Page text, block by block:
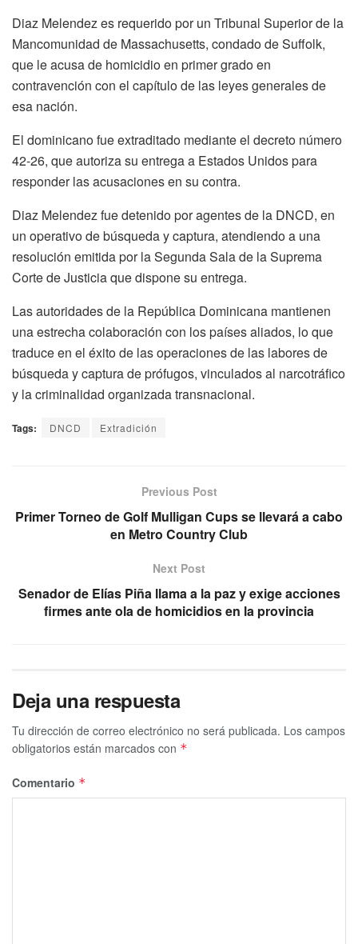
Diaz Melendez es requerido por un Tribunal Superior de la
Mancomunidad de Massachusetts, condado de Suffolk,
que le acusa de homicidio en primer grado en
contravención con el capítulo de las leyes generales de
esa nación.
El dominicano fue extraditado mediante el decreto número
42-26, que autoriza su entrega a Estados Unidos para
responder las acusaciones en su contra.
Diaz Melendez fue detenido por agentes de la DNCD, en
un operativo de búsqueda y captura, atendiendo a una
resolución emitida por la Segunda Sala de la Suprema
Corte de Justicia que dispone su entrega.
Las autoridades de la República Dominicana mantienen
una estrecha colaboración con los países aliados, lo que
traduce en el éxito de las operaciones de las labores de
búsqueda y captura de prófugos, vinculados al narcotráfico
y la criminalidad organizada transnacional.
Tags: DNCD Extradición
Previous Post
Primer Torneo de Golf Mulligan Cups se llevará a cabo
en Metro Country Club
Next Post
Senador de Elías Piña llama a la paz y exige acciones
firmes ante ola de homicidios en la provincia
Deja una respuesta
Tu dirección de correo electrónico no será publicada. Los campos
obligatorios están marcados con *
Comentario *